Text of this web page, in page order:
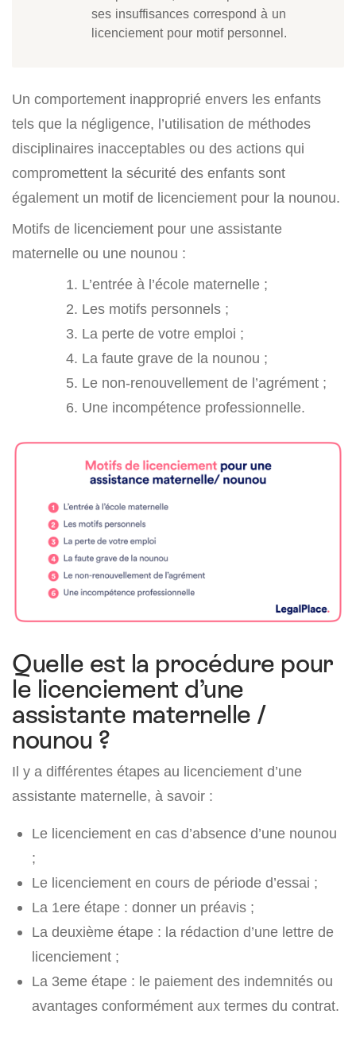
ses insuffisances correspond à un
licenciement pour motif personnel.
Un comportement inapproprié envers les enfants
tels que la négligence, l’utilisation de méthodes
disciplinaires inacceptables ou des actions qui
compromettent la sécurité des enfants sont
également un motif de licenciement pour la nounou.
Motifs de licenciement pour une assistante
maternelle ou une nounou :
L’entrée à l’école maternelle ;
Les motifs personnels ;
La perte de votre emploi ;
La faute grave de la nounou ;
Le non-renouvellement de l’agrément ;
Une incompétence professionnelle.
Quelle est la procédure pour
le licenciement d’une
assistante maternelle /
nounou ?
Il y a différentes étapes au licenciement d’une
assistante maternelle, à savoir :
Le licenciement en cas d’absence d’une nounou
;
Le licenciement en cours de période d’essai ;
La 1ere étape : donner un préavis ;
La deuxième étape : la rédaction d’une lettre de
licenciement ;
La 3eme étape : le paiement des indemnités ou
avantages conformément aux termes du contrat.